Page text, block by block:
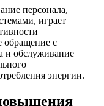
персонала,
играет
обращение с
и обслуживание
энергии.